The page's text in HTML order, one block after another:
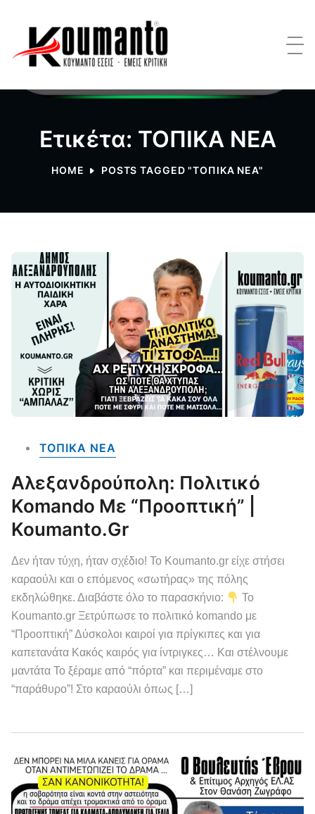
Ετικέτα: ΤΟΠΙΚΑ ΝΕΑ
HOME POSTS TAGGED "ΤΟΠΙΚΑ ΝΕΑ"
ΤΟΠΙΚΑ NEA
Αλεξανδρούπολη: Πολιτικό
Komando Με “Προοπτική” |
Koumanto.gr
Δεν ήταν τύχη, ήταν σχέδιο! Το Koumanto.gr είχε στήσει
καραούλι και ο επόμενος «σωτήρας» της πόλης
εκδηλώθηκε. Διαβάστε όλο το παρασκήνιο:
Το
Koumanto.gr Ξετρύπωσε το πολιτικό komando με
“Προοπτική” Δύσκολοι καιροί για πρίγκιπες και για
καπετανάτα Κακός καιρός για ίντριγκες… Και στέλνουμε
μαντάτα Το ξέραμε από “πόρτα” και περιμέναμε στο
“παράθυρο”! Στο καραούλι όπως […]